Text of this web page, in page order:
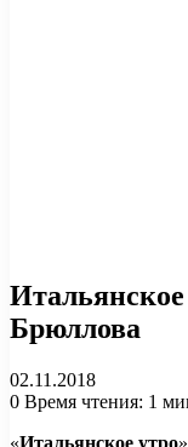
Брюллова
02.11.2018
0 Время чтения: 1
«Итальянское утро